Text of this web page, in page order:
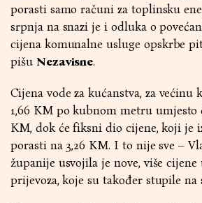
porasti samo računi za toplinsku
srpnja na snazi je i odluka o
cijena komunalne usluge opskrbe
pišu Nezavisne.
Cijena vode za kućanstva, za većinu
1,66 KM po kubnom metru umjesto
KM, dok će fiksni dio cijene, koji je
porasti na 3,26 KM. I to nije sve –
županije usvojila je nove, više cijene
prijevoza, koje su također stupile na